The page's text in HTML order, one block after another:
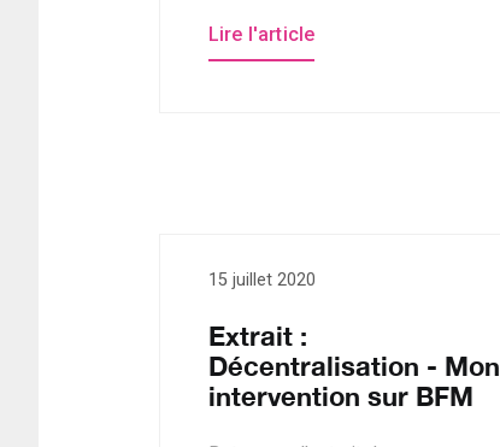
Lire l'article
15 juillet 2020
Extrait :
Décentralisation - Mon
intervention sur BFM